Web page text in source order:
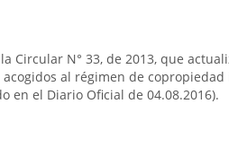
Circular N° 33, de 2013, que
al régimen de
en el Diario Oficial de 04.08.2016).